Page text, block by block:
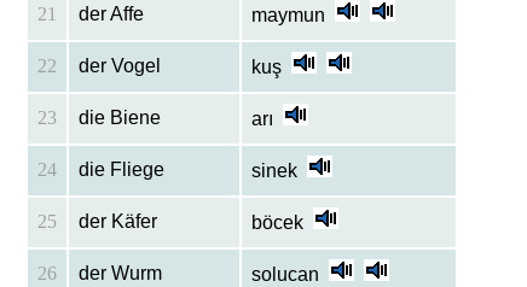
21 der Affe maymun
22 der Vogel kuş
23 die Biene arı
24 die Fliege sinek
25 der Käfer böcek
26 der Wurm solucan